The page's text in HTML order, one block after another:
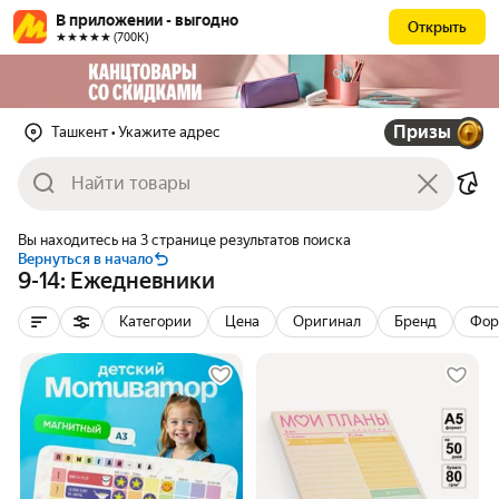
В приложении - выгодно
★★★★★ (700К)
Открыть
Ташкент • Укажите адрес Призы
Вы находитесь на 3 странице результатов поиска
Вернуться в начало
9-14: Ежедневники
Категории Цена Оригинал Бренд